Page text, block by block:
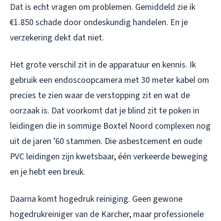
Dat is echt vragen om problemen. Gemiddeld zie ik
€1.850 schade door ondeskundig handelen. En je
verzekering dekt dat niet.
Het grote verschil zit in de apparatuur en kennis. Ik
gebruik een endoscoopcamera met 30 meter kabel om
precies te zien waar de verstopping zit en wat de
oorzaak is. Dat voorkomt dat je blind zit te poken in
leidingen die in sommige Boxtel Noord complexen nog
uit de jaren ’60 stammen. Die asbestcement en oude
PVC leidingen zijn kwetsbaar, één verkeerde beweging
en je hebt een breuk.
Daarna komt hogedruk reiniging. Geen gewone
hogedrukreiniger van de Karcher, maar professionele